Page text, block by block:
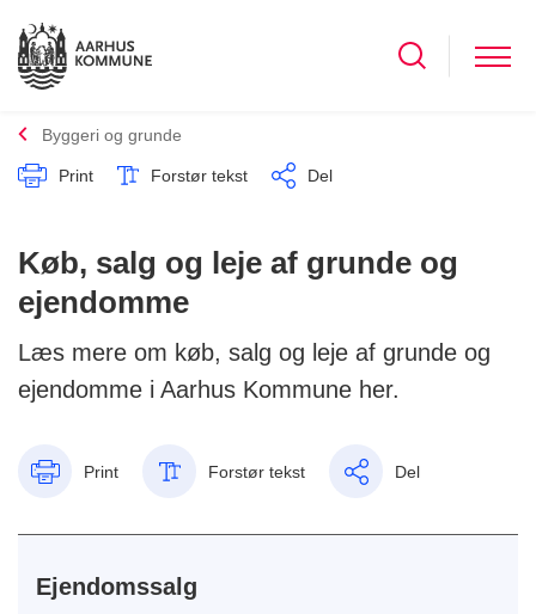
Byggeri og grunde
Print Forstør tekst Del
Køb, salg og leje af grunde og
ejendomme
Læs mere om køb, salg og leje af grunde og
ejendomme i Aarhus Kommune her.
Print Forstør tekst Del
Ejendomssalg